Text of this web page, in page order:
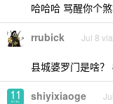
哈哈哈 骂醒你个
rrubick Jul 8
县城婆罗门是啥
shiyixiaoge